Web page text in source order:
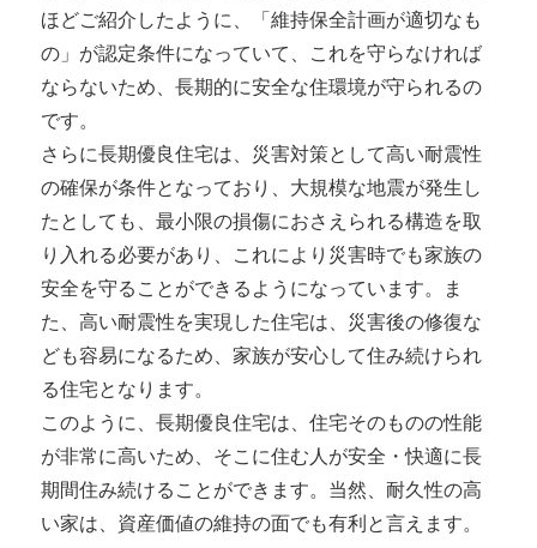
ほどご紹介したように、「維持保全計画が適切なも
の」が認定条件になっていて、これを守らなければ
ならないため、長期的に安全な住環境が守られるの
です。
さらに長期優良住宅は、災害対策として高い耐震性
の確保が条件となっており、大規模な地震が発生し
たとしても、最小限の損傷におさえられる構造を取
り入れる必要があり、これにより災害時でも家族の
安全を守ることができるようになっています。ま
た、高い耐震性を実現した住宅は、災害後の修復な
ども容易になるため、家族が安心して住み続けられ
る住宅となります。
このように、長期優良住宅は、住宅そのものの性能
が非常に高いため、そこに住む人が安全・快適に長
期間住み続けることができます。当然、耐久性の高
い家は、資産価値の維持の面でも有利と言えます。